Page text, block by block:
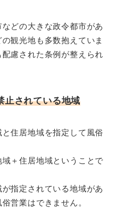
どの大きな政令都市があ
観光地も多数抱えていま
慮された条例が整えられ
止されている地域
住居地域を指定して風俗
＋住居地域ということで
指定されている地域があ
営業はできません。